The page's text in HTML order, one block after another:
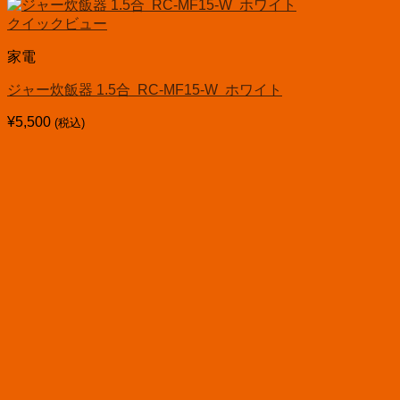
クイックビュー
家電
ジャー炊飯器 1.5合 RC-MF15-W ホワイト
¥5,500 (税込)